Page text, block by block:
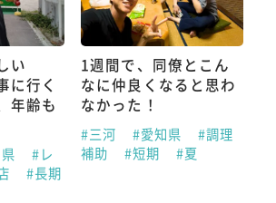
い
に行く
年齢も
#レ
#長期
1週間で、同僚とこん
なに仲良くなると思わ
なかった！
#三河 #愛知県
#調理
補助
#短期 #夏